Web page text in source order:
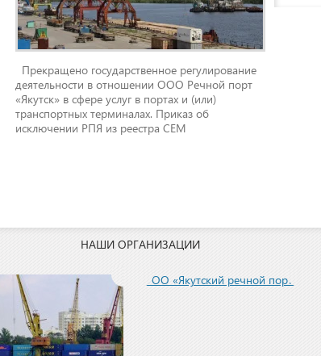
Прекращено государственное регулирование
деятельности в отношении ООО Речной порт
«Якутск» в сфере услуг в портах и (или)
транспортных терминалах. Приказ об
исключении РПЯ из реестра СЕМ
НАШИ ОРГАНИЗАЦИИ
ООО «Якутский речной порт»